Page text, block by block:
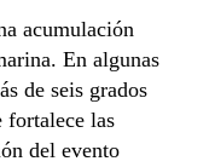
acumulación
En algunas
de seis grados
fortalece las
del evento